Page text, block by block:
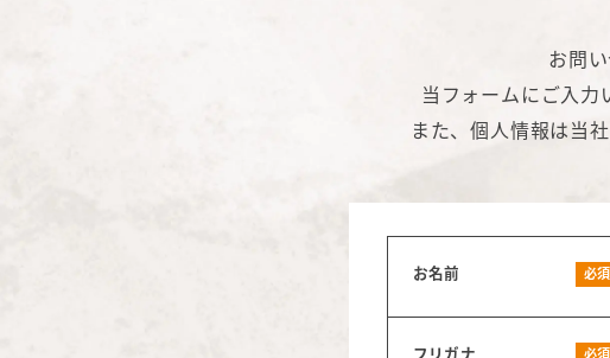
お問
当フォームにご入力
また、個人情報は当社
お名前 必須
フリガナ 必須